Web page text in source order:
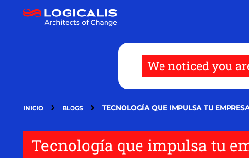
contenido
We noticed you
INICIO BLOGS TECNOLOGÍA QUE IMPULSA TU
Tecnología que impulsa tu